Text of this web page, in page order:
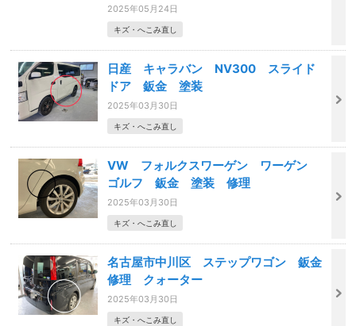
2025年05月24日
キズ・へこみ直し
日産 キャラバン NV300 スライド
ドア 鈑金 塗装
2025年03月30日
キズ・へこみ直し
VW フォルクスワーゲン ワーゲン
ゴルフ 鈑金 塗装 修理
2025年03月30日
キズ・へこみ直し
名古屋市中川区 ステップワゴン 鈑金
修理 クォーター
2025年03月30日
キズ・へこみ直し